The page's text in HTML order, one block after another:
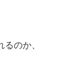
のか、